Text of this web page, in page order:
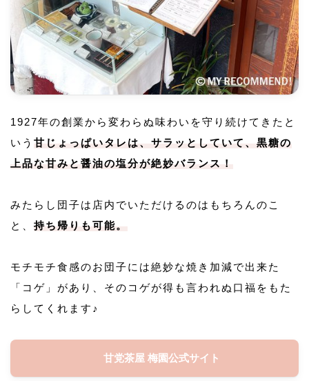
1927年の創業から変わらぬ味わいを守り続けてきたと
いう 甘じょっぱいタレは、サラッとしていて、黒糖の
上品な甘みと醤油の塩分が絶妙バランス！
みたらし団子は店内でいただけるのはもちろんのこ
と、 持ち帰りも可能。
モチモチ食感のお団子には絶妙な焼き加減で出来た
「コゲ」があり、そのコゲが得も言われぬ口福をもた
らしてくれます♪
甘党茶屋 梅園公式サイト